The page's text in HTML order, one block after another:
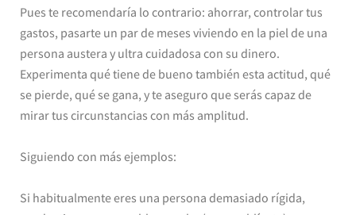
Pues te recomendaría lo contrario: ahorrar, controlar tus
gastos, pasarte un par de meses viviendo en la piel de una
persona austera y ultra cuidadosa con su dinero.
Experimenta qué tiene de bueno también esta actitud, qué
se pierde, qué se gana, y te aseguro que serás capaz de
mirar tus circunstancias con más amplitud.
Siguiendo con más ejemplos:
Si habitualmente eres una persona demasiado rígida,